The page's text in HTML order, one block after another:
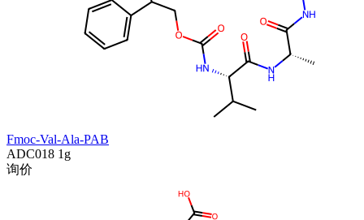
Fmoc-Val-Ala-PAB
ADC018 1g
询价